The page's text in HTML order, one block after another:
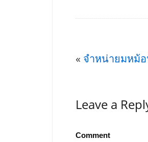
« จำหน่ายมหม้
Leave a
Comment